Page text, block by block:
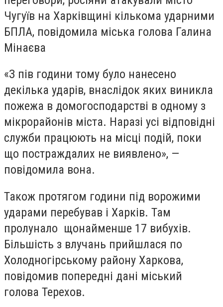
Чугуїв на Харківщині кількома ударними
БПЛА, повідомила міська голова Галина
Мінаєва
«З пів години тому було нанесено
декілька ударів, внаслідок яких виникла
пожежа в домогосподарстві в одному з
мікрорайонів міста. Наразі усі відповідні
служби працюють на місці подій, поки
що постраждалих не виявлено», —
повідомила вона.
Також протягом години під ворожими
ударами перебував і Харків. Там
пролунало щонайменше 17 вибухів.
Більшість з влучань прийшлася по
Холодногірському району Харкова,
повідомив попередні дані міський
голова Терехов.